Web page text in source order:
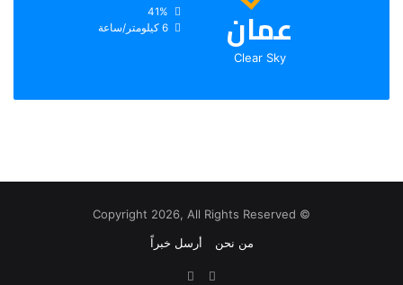
عمان
Clear Sky
الرطوبة:
الرياح:
© Copyright 2026, All Rights Reserved
من نحن
أرسل خبراً